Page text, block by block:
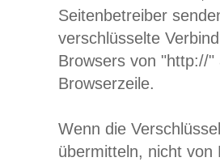
Seitenbetreiber
verschlüsselte
Browsers von "http://
Browserzeile.
Wenn die
übermitteln, nicht von